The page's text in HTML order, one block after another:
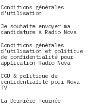
Conditions générales
d’utilisation
Je souhaite envoyer ma
candidature à Radio Nova
Conditions générales
d’utilisation et politique
de confidentialité pour
application Radio Nova
CGU & politique de
confidentialité pour Nova
TV
La Dernière Tournée